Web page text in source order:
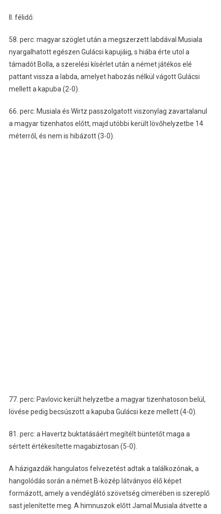
II. félidő:
58. perc: magyar szöglet után a megszerzett labdával Musiala
nyargalhatott egészen Gulácsi kapujáig, s hiába érte utol a
támadót Bolla, a szerelési kísérlet után a német játékos elé
pattant vissza a labda, amelyet habozás nélkül vágott Gulácsi
mellett a kapuba (2-0).
66. perc: Musiala és Wirtz passzolgatott viszonylag zavartalanul
a magyar tizenhatos előtt, majd utóbbi került lövőhelyzetbe 14
méterről, és nem is hibázott (3-0).
77. perc: Pavlovic került helyzetbe a magyar tizenhatoson belül,
lövése pedig becsúszott a kapuba Gulácsi keze mellett (4-0).
81. perc: a Havertz buktatásáért megítélt büntetőt maga a
sértett értékesítette magabiztosan (5-0).
A házigazdák hangulatos felvezetést adtak a találkozónak, a
hangolódás során a német B-közép látványos élő képet
formázott, amely a vendéglátó szövetség címerében is szereplő
sast jelenítette meg. A himnuszok előtt Jamal Musiala átvette a